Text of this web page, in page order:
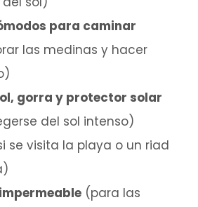
para caminar
las medinas y hacer
gorra y protector solar
del sol intenso)
se visita la playa o un riad
(para las